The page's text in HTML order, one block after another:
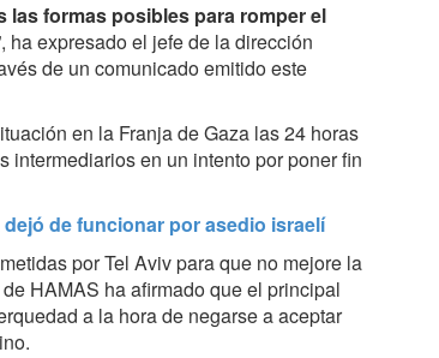
formas posibles para romper el
ha expresado el jefe de la dirección
de un comunicado emitido este
en la Franja de Gaza las 24 horas
intermediarios en un intento por poner fin
de funcionar por asedio israelí
por Tel Aviv para que no mejore la
HAMAS ha afirmado que el principal
a la hora de negarse a aceptar